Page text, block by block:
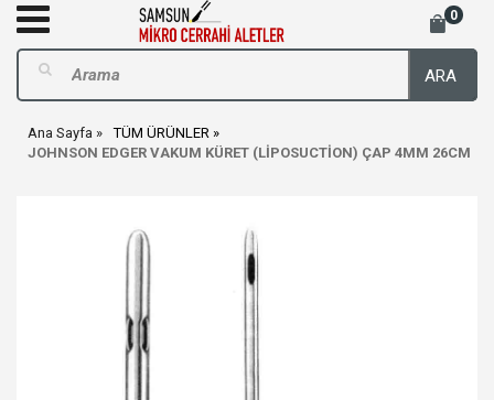
0
ARA
Ana Sayfa
TÜM ÜRÜNLER
JOHNSON EDGER VAKUM KÜRET (LİPOSUCTİON) ÇAP 4MM 26CM